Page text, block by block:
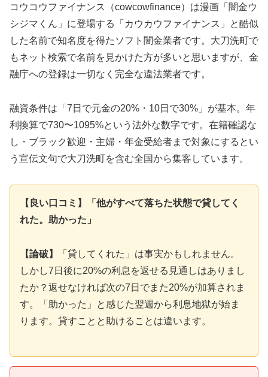
コウコウファイナンス（cowcowfinance）は漫画「闇金ウ
シジマくん」に登場する「カウカウファイナンス」と酷似
した名前で知名度を得たソフト闇金業者です。大刀洗町で
もネット検索で名前を見かけた方が多いと思いますが、金
融庁への登録は一切なく完全な違法業者です。
融資条件は「7日で元金の20%・10日で30%」が基本。年
利換算で730〜1095%という法外な数字です。在籍確認な
し・ブラック歓迎・主婦・年金受給者まで対象にするとい
う宣伝文句で大刀洗町を含む全国から集客しています。
【良い口コミ】「他がすべて落ちた状態で貸してく
れた。助かった」
【論破】
「貸してくれた」は事実かもしれません。
しかし7日後に20%の利息を返せる見通しはありまし
たか？返せなければ次の7日でまた20%が加算されま
す。「助かった」と感じた翌週から利息地獄が始ま
ります。貸すことと助けることは違います。